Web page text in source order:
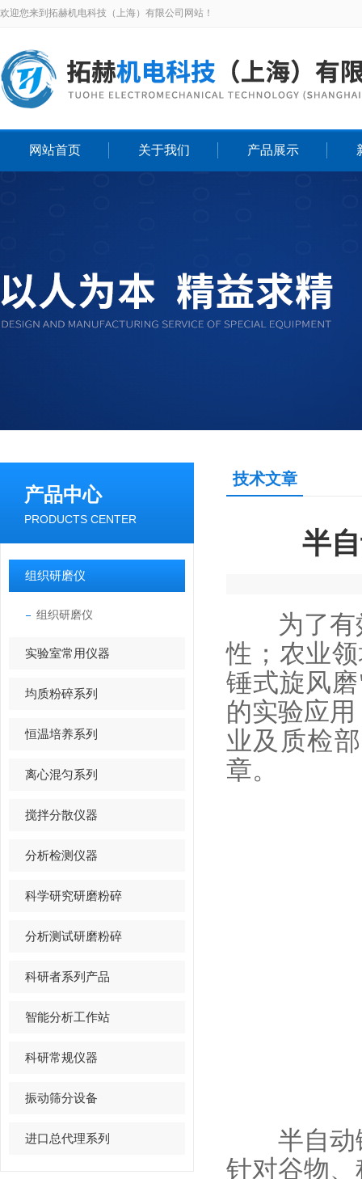
欢迎您来到拓赫机电科技（上海）有限公司网站！
网站首页 关于我们 产品展示
产品中心
PRODUCTS CENTER
组织研磨仪
组织研磨仪
实验室常用仪器
均质粉碎系列
恒温培养系列
离心混匀系列
搅拌分散仪器
分析检测仪器
科学研究研磨粉碎
分析测试研磨粉碎
科研者系列产品
智能分析工作站
科研常规仪器
振动筛分设备
进口总代理系列
技术文章
半
为了有效
性；农业
锤式旋风
的实验应
业及质检
章。
半自动锤
针对谷物